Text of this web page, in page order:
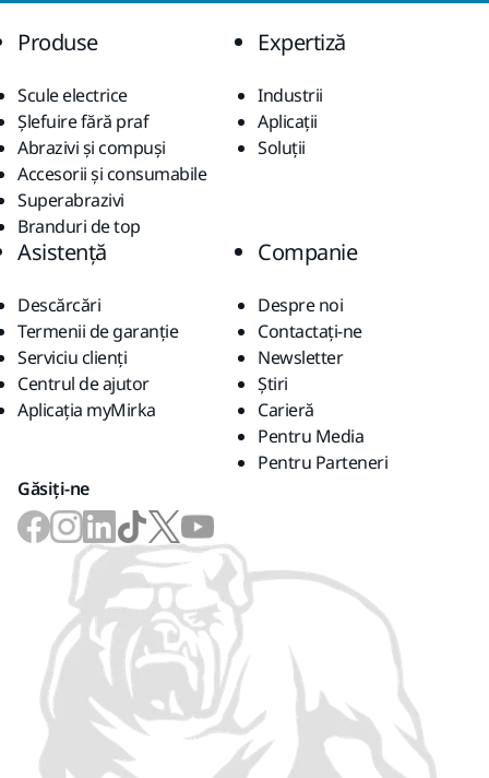
Produse
Scule electrice
Șlefuire fără praf
Abrazivi și compuși
Accesorii și consumabile
Superabrazivi
Branduri de top
Expertiză
Industrii
Aplicații
Soluții
Asistență
Descărcări
Termenii de garanție
Serviciu clienți
Centrul de ajutor
Aplicația myMirka
Companie
Despre noi
Contactaţi-ne
Newsletter
Știri
Carieră
Pentru Media
Pentru Parteneri
Găsiți-ne